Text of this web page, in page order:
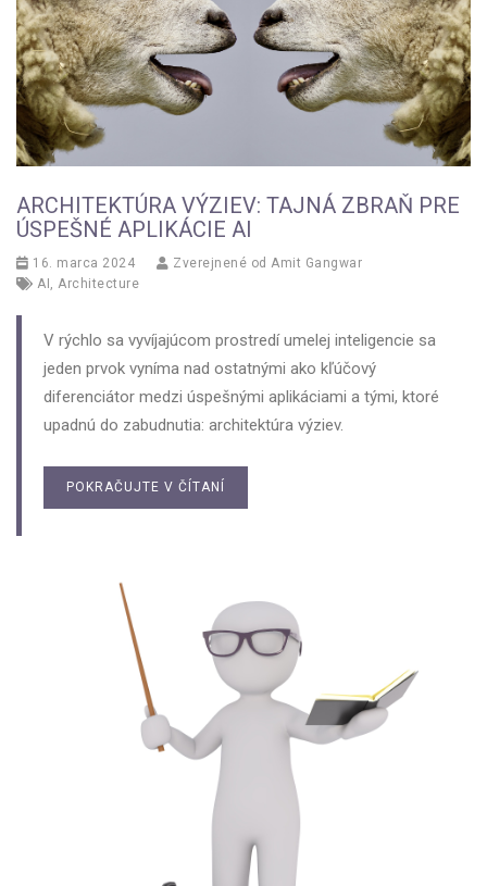
ARCHITEKTÚRA VÝZIEV: TAJNÁ ZBRAŇ PRE
ÚSPEŠNÉ APLIKÁCIE AI
16. marca 2024 Zverejnené od Amit Gangwar
AI , Architecture
V rýchlo sa vyvíjajúcom prostredí umelej inteligencie sa
jeden prvok vyníma nad ostatnými ako kľúčový
diferenciátor medzi úspešnými aplikáciami a tými, ktoré
upadnú do zabudnutia: architektúra výziev.
POKRAČUJTE V ČÍTANÍ